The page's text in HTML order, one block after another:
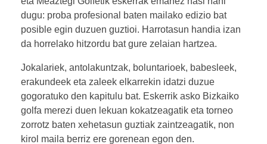
dugu: proba profesional baten mailako edizio bat
posible egin duzuen guztioi. Harrotasun handia izan
da horrelako hitzordu bat gure zelaian hartzea.
Jokalariek, antolakuntzak, boluntarioek, babesleek,
erakundeek eta zaleek elkarrekin idatzi duzue
gogoratuko den kapitulu bat. Eskerrik asko Bizkaiko
golfa merezi duen lekuan kokatzeagatik eta torneo
zorrotz baten xehetasun guztiak zaintzeagatik, non
kirol maila berriz ere gorenean egon den.